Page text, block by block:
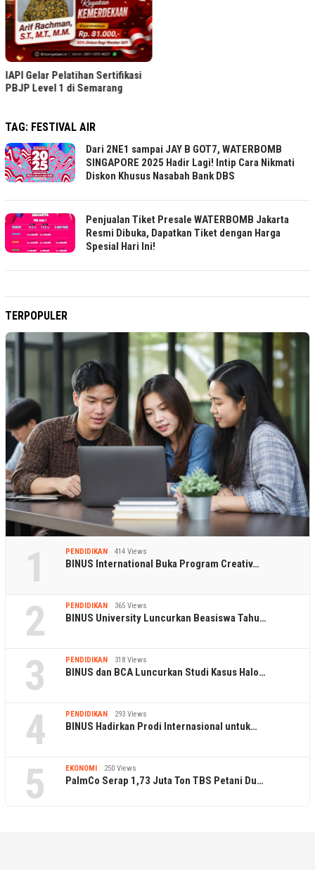
IAPI Gelar Pelatihan Sertifikasi
PBJP Level 1 di Semarang
TAG: FESTIVAL AIR
Dari 2NE1 sampai JAY B GOT7, WATERBOMB
SINGAPORE 2025 Hadir Lagi! Intip Cara Nikmati
Diskon Khusus Nasabah Bank DBS
Penjualan Tiket Presale WATERBOMB Jakarta
Resmi Dibuka, Dapatkan Tiket dengan Harga
Spesial Hari Ini!
TERPOPULER
1 PENDIDIKAN 414 Views
BINUS International Buka Program Creativ…
2 PENDIDIKAN 365 Views
BINUS University Luncurkan Beasiswa Tahu…
3 PENDIDIKAN 318 Views
BINUS dan BCA Luncurkan Studi Kasus Halo…
4 PENDIDIKAN 293 Views
BINUS Hadirkan Prodi Internasional untuk…
5 EKONOMI 250 Views
PalmCo Serap 1,73 Juta Ton TBS Petani Du…